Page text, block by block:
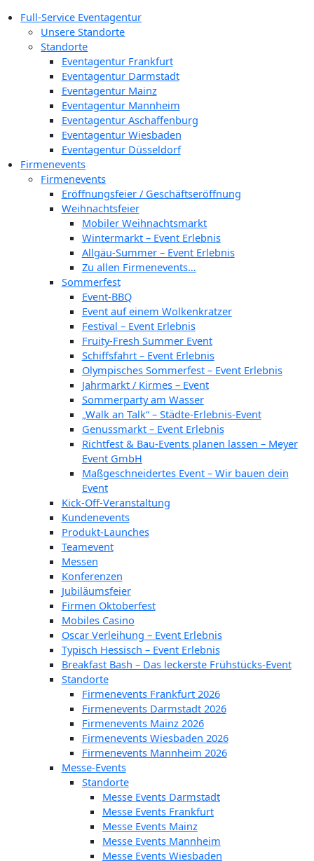
Full-Service Eventagentur
Unsere Standorte
Standorte
Eventagentur Frankfurt
Eventagentur Darmstadt
Eventagentur Mainz
Eventagentur Mannheim
Eventagentur Aschaffenburg
Eventagentur Wiesbaden
Eventagentur Düsseldorf
Firmenevents
Firmenevents
Eröffnungsfeier / Geschäftseröffnung
Weihnachtsfeier
Mobiler Weihnachtsmarkt
Wintermarkt – Event Erlebnis
Allgäu-Summer – Event Erlebnis
Zu allen Firmenevents…
Sommerfest
Event-BBQ
Event auf einem Wolkenkratzer
Festival – Event Erlebnis
Fruity-Fresh Summer Event
Schiffsfahrt – Event Erlebnis
Olympisches Sommerfest – Event Erlebnis
Jahrmarkt / Kirmes – Event
Sommerparty am Wasser
„Walk an Talk“ – Städte-Erlebnis-Event
Genussmarkt – Event Erlebnis
Richtfest & Bau-Events planen lassen – Meyer
Event GmbH
Maßgeschneidertes Event – Wir bauen dein
Event
Kick-Off-Veranstaltung
Kundenevents
Produkt-Launches
Teamevent
Messen
Konferenzen
Jubiläumsfeier
Firmen Oktoberfest
Mobiles Casino
Oscar Verleihung – Event Erlebnis
Typisch Hessisch – Event Erlebnis
Breakfast Bash – Das leckerste Frühstücks-Event
Standorte
Firmenevents Frankfurt 2026
Firmenevents Darmstadt 2026
Firmenevents Mainz 2026
Firmenevents Wiesbaden 2026
Firmenevents Mannheim 2026
Messe-Events
Standorte
Messe Events Darmstadt
Messe Events Frankfurt
Messe Events Mainz
Messe Events Mannheim
Messe Events Wiesbaden